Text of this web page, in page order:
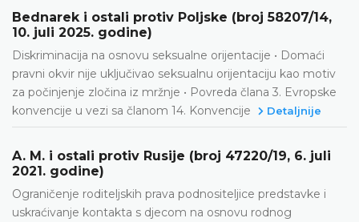
Bednarek i ostali protiv Poljske (broj 58207/14,
10. juli 2025. godine)
Diskriminacija na osnovu seksualne orijentacije • Domaći
pravni okvir nije uključivao seksualnu orijentaciju kao motiv
za počinjenje zločina iz mržnje • Povreda člana 3. Evropske
konvencije u vezi sa članom 14. Konvencije
Detaljnije
A. M. i ostali protiv Rusije (broj 47220/19, 6. juli
2021. godine)
Ograničenje roditeljskih prava podnositeljice predstavke i
uskraćivanje kontakta s djecom na osnovu rodnog